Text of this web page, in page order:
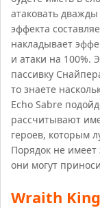
атаковать
эффекта
накладывает
и атаки на 100%.
пассивку
то знаете
Echo Sabre
рассчитывают
героев, которым
Порядок не
они могут
Wraith King